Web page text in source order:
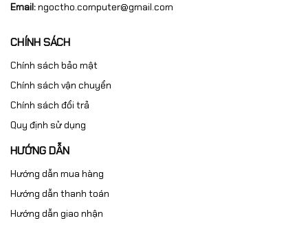
Email:ngoctho.computer@gmail.com
CHÍNH SÁCH
Chính sách bảo mật
Chính sách vận chuyển
Chính sách đổi trả
Quy định sử dụng
HƯỚNG DẪN
Hướng dẫn mua hàng
Hướng dẫn thanh toán
Hướng dẫn giao nhận